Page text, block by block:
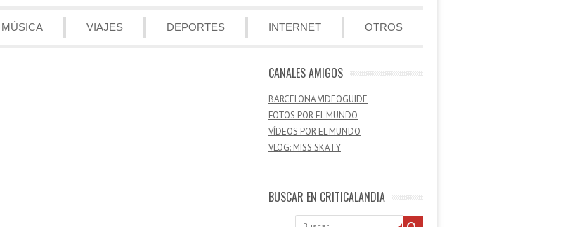
MÚSICA VIAJES DEPORTES INTERNET OTROS
CANALES AMIGOS
BARCELONA VIDEOGUIDE
FOTOS POR EL MUNDO
VÍDEOS POR EL MUNDO
VLOG: MISS SKATY
BUSCAR EN CRITICALANDIA
Buscar